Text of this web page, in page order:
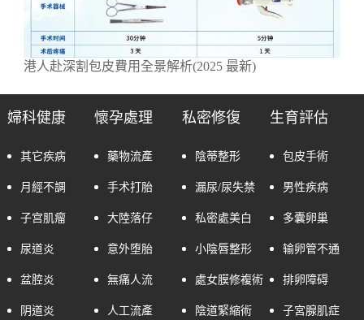
港人赴深割包皮費用全景解析(2025 最新)
婦科健康
其它疾病
月經不調
子宫肌瘤
尿道炎
盆腔炎
阴道炎
懷孕處理
藥物流產
手术打胎
大陸落仔
意外堕胎
無痛人流
人工流產
私密修復
陰蒂整形
漏尿/尿失禁
私密處美白
小陰唇整形
處女膜修複術
陰道緊縮術
生育評估
包皮手術
男性疾病
多囊卵巢
输卵管不通
排卵障碍
子宮腺肌症